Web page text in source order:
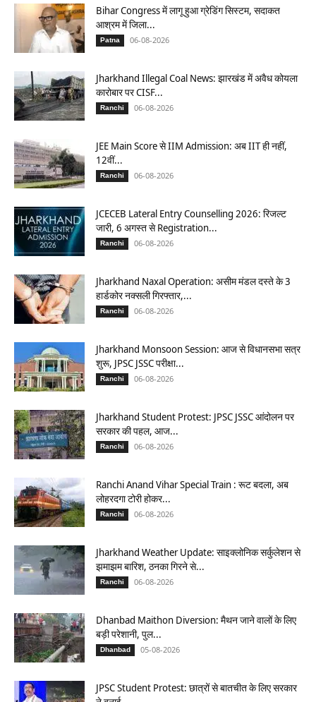
Bihar Congress में लागू हुआ ग्रेडिंग सिस्टम, सदाकत
आश्रम में जिला...
Patna 06-08-2026
Jharkhand Illegal Coal News: झारखंड में अवैध कोयला
कारोबार पर CISF...
Ranchi 06-08-2026
JEE Main Score से IIM Admission: अब IIT ही नहीं,
12वीं...
Ranchi 06-08-2026
JCECEB Lateral Entry Counselling 2026: रिजल्ट
जारी, 6 अगस्त से Registration...
Ranchi 06-08-2026
Jharkhand Naxal Operation: असीम मंडल दस्ते के 3
हार्डकोर नक्सली गिरफ्तार,...
Ranchi 06-08-2026
Jharkhand Monsoon Session: आज से विधानसभा सत्र
शुरू, JPSC JSSC परीक्षा...
Ranchi 06-08-2026
Jharkhand Student Protest: JPSC JSSC आंदोलन पर
सरकार की पहल, आज...
Ranchi 06-08-2026
Ranchi Anand Vihar Special Train : रूट बदला, अब
लोहरदगा टोरी होकर...
Ranchi 06-08-2026
Jharkhand Weather Update: साइक्लोनिक सर्कुलेशन से
झमाझम बारिश, ठनका गिरने से...
Ranchi 06-08-2026
Dhanbad Maithon Diversion: मैथन जाने वालों के लिए
बड़ी परेशानी, पुल...
Dhanbad 05-08-2026
JPSC Student Protest: छात्रों से बातचीत के लिए सरकार